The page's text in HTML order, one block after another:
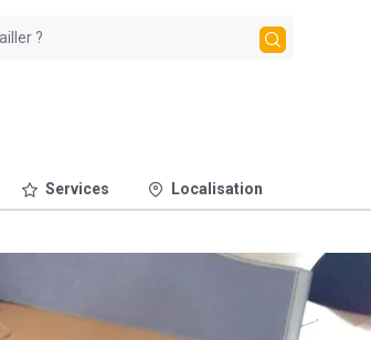
Services Localisation